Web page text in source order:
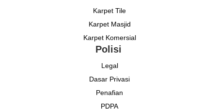
Karpet Tile
Karpet Masjid
Karpet Komersial
Polisi
Legal
Dasar Privasi
Penafian
PDPA